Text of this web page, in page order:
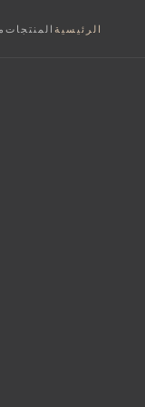
الرئيسية المنتجات